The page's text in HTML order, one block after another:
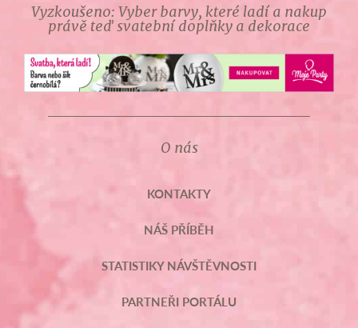
Vyzkoušeno: Vyber barvy, které ladí a nakup
právě teď svatební doplňky a dekorace
O nás
KONTAKTY
NÁŠ PŘÍBĚH
STATISTIKY NÁVŠTĚVNOSTI
PARTNEŘI PORTÁLU